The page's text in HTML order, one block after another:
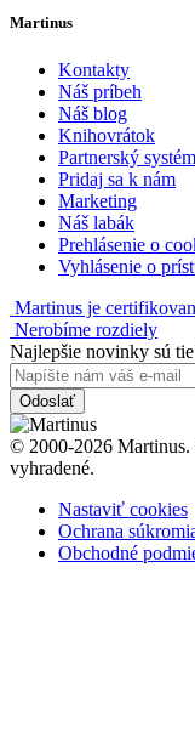
Martinus
Kontakty
Náš príbeh
Náš blog
Knihovrátok
Partnerský systém
Pridaj sa k nám
Marketing
Náš labák
Prehlásenie o
Vyhlásenie o
Martinus je
Nerobíme rozdiely
Najlepšie novinky sú
Odoslať
© 2000-2026 Martinus.
vyhradené.
Nastaviť cookies
Ochrana
Obchodné